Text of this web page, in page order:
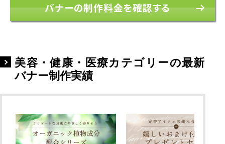
バナーの制作料金を確認する
美容・健康・医療カテゴリーの最新
バナー制作実績